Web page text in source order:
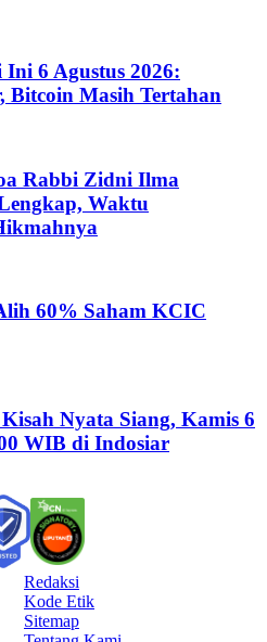
6 Agustus 2026:
Bitcoin Masih Tertahan
Rabbi Zidni Ilma
Waktu
60% Saham KCIC
Nyata Siang, Kamis 6
WIB di Indosiar
Redaksi
Kode Etik
Sitemap